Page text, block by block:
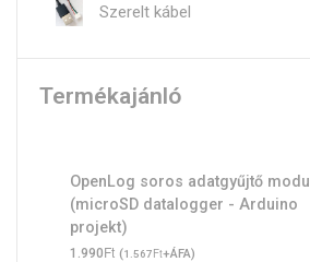
Szerelt kábel
Termékajánló
OpenLog soros adatgyűjtő modul
(microSD datalogger - Arduino
projekt)
1.990Ft (1.567Ft+ÁFA)